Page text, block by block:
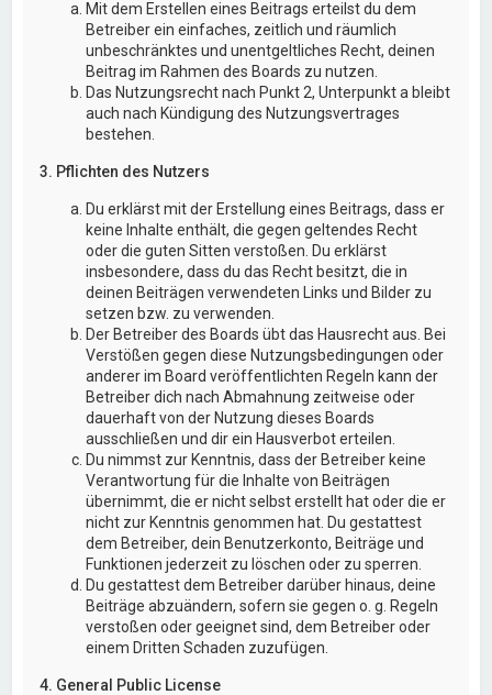
Mit dem Erstellen eines Beitrags erteilst du dem
Betreiber ein einfaches, zeitlich und räumlich
unbeschränktes und unentgeltliches Recht, deinen
Beitrag im Rahmen des Boards zu nutzen.
Das Nutzungsrecht nach Punkt 2, Unterpunkt a bleibt
auch nach Kündigung des Nutzungsvertrages
bestehen.
3. Pflichten des Nutzers
Du erklärst mit der Erstellung eines Beitrags, dass er
keine Inhalte enthält, die gegen geltendes Recht
oder die guten Sitten verstoßen. Du erklärst
insbesondere, dass du das Recht besitzt, die in
deinen Beiträgen verwendeten Links und Bilder zu
setzen bzw. zu verwenden.
Der Betreiber des Boards übt das Hausrecht aus. Bei
Verstößen gegen diese Nutzungsbedingungen oder
anderer im Board veröffentlichten Regeln kann der
Betreiber dich nach Abmahnung zeitweise oder
dauerhaft von der Nutzung dieses Boards
ausschließen und dir ein Hausverbot erteilen.
Du nimmst zur Kenntnis, dass der Betreiber keine
Verantwortung für die Inhalte von Beiträgen
übernimmt, die er nicht selbst erstellt hat oder die er
nicht zur Kenntnis genommen hat. Du gestattest
dem Betreiber, dein Benutzerkonto, Beiträge und
Funktionen jederzeit zu löschen oder zu sperren.
Du gestattest dem Betreiber darüber hinaus, deine
Beiträge abzuändern, sofern sie gegen o. g. Regeln
verstoßen oder geeignet sind, dem Betreiber oder
einem Dritten Schaden zuzufügen.
4. General Public License